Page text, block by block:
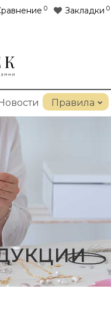
0 Закладки 0
Правила